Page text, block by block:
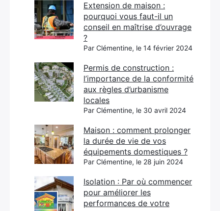
Extension de maison :
pourquoi vous faut-il un
conseil en maîtrise d’ouvrage
?
Par Clémentine, le 14 février 2024
Permis de construction :
l’importance de la conformité
aux règles d’urbanisme
locales
Par Clémentine, le 30 avril 2024
Maison : comment prolonger
la durée de vie de vos
équipements domestiques ?
Par Clémentine, le 28 juin 2024
Isolation : Par où commencer
pour améliorer les
performances de votre